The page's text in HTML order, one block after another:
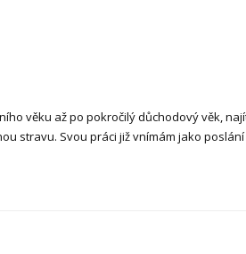
věku až po pokročilý důchodový věk,
stravu. Svou práci již vnímám jako